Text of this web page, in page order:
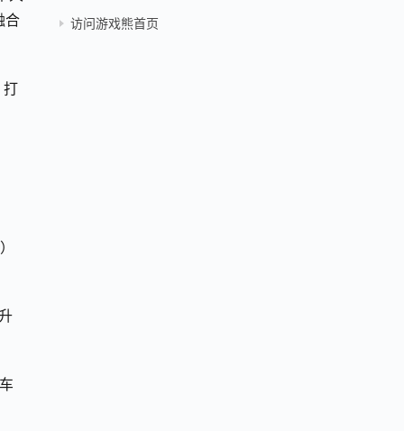
合
打
访问游戏熊首页